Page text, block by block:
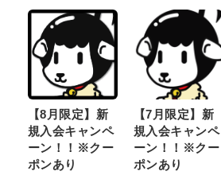
【8月限定】新
規入会キャンペ
ーン！！※クー
ポンあり
【7月限定】新
規入会キャンペ
ーン！！※クー
ポンあり